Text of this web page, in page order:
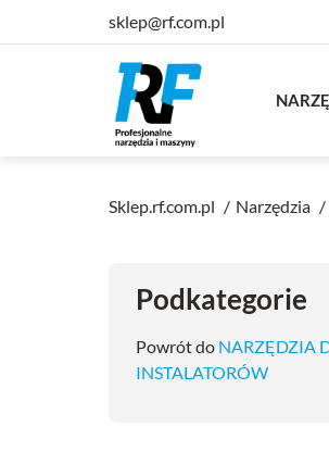
sklep@rf.com.pl
Sklep.rf.com.pl Narzędzia
Podkategorie
Powrót do NARZĘDZIA
INSTALATORÓW